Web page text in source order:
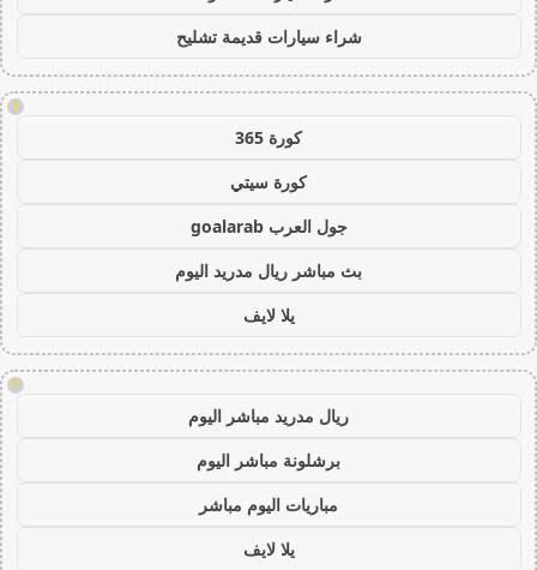
شراء سيارات قديمة تشليح
!
كورة 365
كورة سيتي
جول العرب goalarab
بث مباشر ريال مدريد اليوم
يلا لايف
!
ريال مدريد مباشر اليوم
برشلونة مباشر اليوم
مباريات اليوم مباشر
يلا لايف